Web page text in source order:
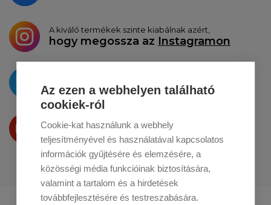
Az ezen a webhelyen található
cookiek-ról
Cookie-kat használunk a webhely
teljesítményével és használatával kapcsolatos
információk gyűjtésére és elemzésére, a
közösségi média funkcióinak biztosítására,
valamint a tartalom és a hirdetések
továbbfejlesztésére és testreszabására.
A kiváló termékek szinte kiabálnak azért,
hogy megossza az Instagramon
a Twitterentesszük közzé
Termékeinket
a Youtube-on is bemutatjuk
Profikuchar.sk Profikuchař.cz